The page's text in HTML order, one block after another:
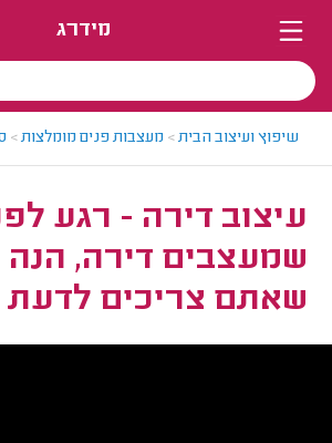
מידרג
שיפוץ ועיצוב הבית> מעצבות פנים מומלצות>
עיצוב דירה - רגע
שמעצבים דירה,
שאתם צריכים לדעת